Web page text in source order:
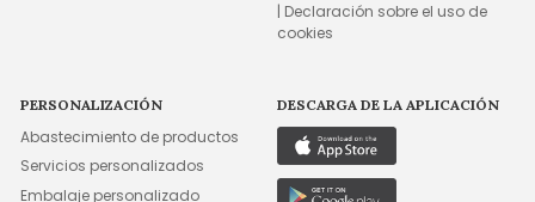
| Declaración sobre el uso de
cookies
PERSONALIZACIÓN
Abastecimiento de productos
Servicios personalizados
Embalaje personalizado
DESCARGA DE LA APLICACIÓN